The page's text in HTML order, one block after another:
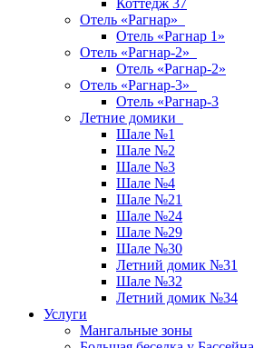
Коттедж 37
Отель «Рагнар»
Отель «Рагнар 1»
Отель «Рагнар-2»
Отель «Рагнар-2»
Отель «Рагнар-3»
Отель «Рагнар-3
Летние домики
Шале №1
Шале №2
Шале №3
Шале №4
Шале №21
Шале №24
Шале №29
Шале №30
Летний домик №31
Шале №32
Летний домик №34
Услуги
Мангальные зоны